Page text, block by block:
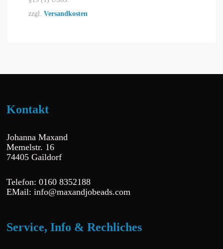
zzgl. Versandkosten
Kontakt
Johanna Maxand
Memelstr. 16
74405 Gaildorf
Telefon: 0160 8352188
EMail: info@maxandjobeads.com
Service, Info & Rechliches